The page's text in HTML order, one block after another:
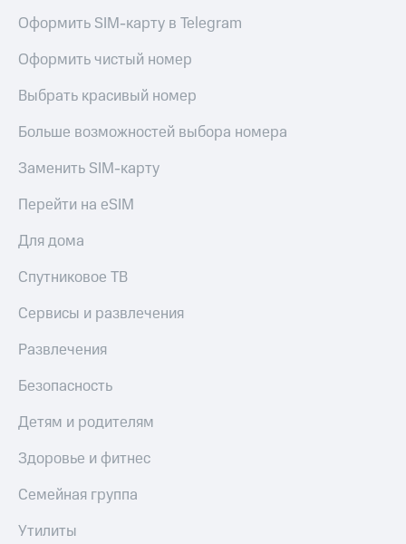
Оформить SIM-карту в Telegram
Оформить чистый номер
Выбрать красивый номер
Больше возможностей выбора номера
Заменить SIM-карту
Перейти на eSIM
Для дома
Спутниковое ТВ
Сервисы и развлечения
Развлечения
Безопасность
Детям и родителям
Здоровье и фитнес
Семейная группа
Утилиты